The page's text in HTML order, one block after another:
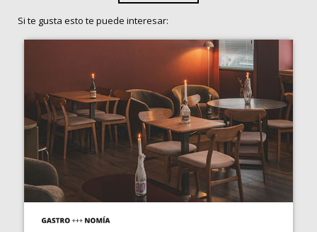
Si te gusta esto te puede interesar: